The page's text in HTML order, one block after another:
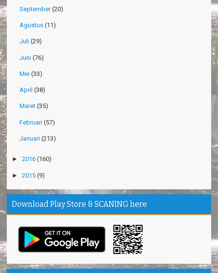
September(20)
Agustus (11)
Juli (29)
Juni (76)
Mei (33)
April (38)
Maret (35)
Februari (57)
Januari (213)
► 2016 (160)
► 2015 (9)
Download Play Store & SCANING here